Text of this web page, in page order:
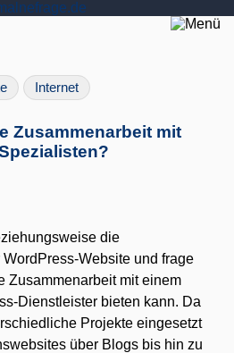
Internet
Zusammenarbeit mit
die
Website und frage
Zusammenarbeit mit einem
Dienstleister bieten kann. Da
Projekte eingesetzt
über Blogs bis hin zu